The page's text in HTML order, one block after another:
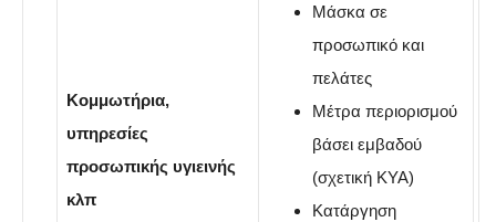
Κομμωτήρια,
υπηρεσίες
προσωπικής υγιεινής
κλπ
Μάσκα σε
προσωπικό και
πελάτες
Μέτρα περιορισμού
βάσει εμβαδού
(σχετική ΚΥΑ)
Κατάργηση